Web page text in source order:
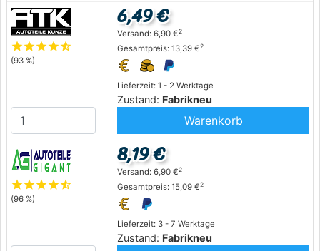
starstarstarstarstar_half
(93 %)
Lieferzeit: 1 - 2 Werktage
Zustand: Fabrikneu
6,49 €
Versand: 6,90 €2
Gesamtpreis: 13,39 €2
Warenkorb
starstarstarstarstar_half
(96 %)
Lieferzeit: 3 - 7 Werktage
Zustand: Fabrikneu
8,19 €
Versand: 6,90 €2
Gesamtpreis: 15,09 €2